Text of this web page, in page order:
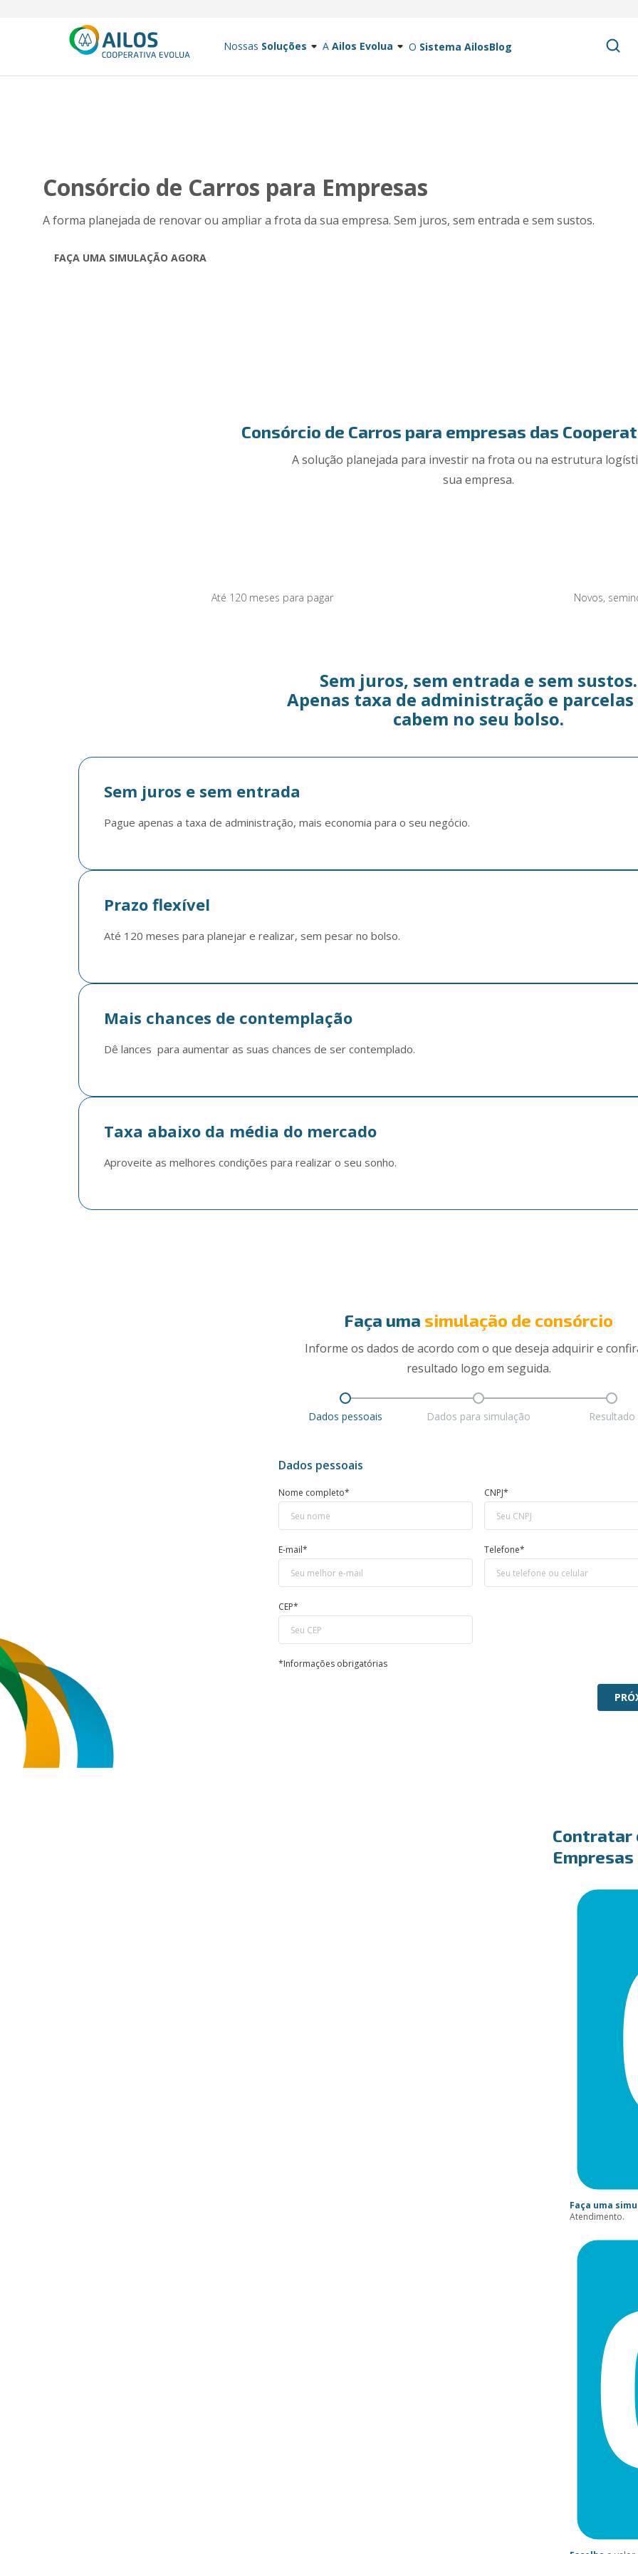
Nossas Soluções A Ailos Evolua O Sistema AilosBlog
Consórcio de Carros para Empresas
A forma planejada de renovar ou ampliar a frota da sua empresa. Sem juros, sem entrada e sem sustos.
FAÇA UMA SIMULAÇÃO AGORA
Consórcio de Carros para empresas das
A solução planejada para investir na frota ou na estrutura
sua empresa.
Até 120 meses para pagar Novos,
Sem juros, sem entrada e sem sustos.
Apenas taxa de administração e
cabem no seu bolso.
Sem juros e sem entrada
Pague apenas a taxa de administração, mais economia para o seu negócio.
Prazo flexível
Até 120 meses para planejar e realizar, sem pesar no bolso.
Mais chances de contemplação
Dê lances  para aumentar as suas chances de ser contemplado.
Taxa abaixo da média do mercado
Aproveite as melhores condições para realizar o seu sonho.
Faça uma simulação de consórcio
Informe os dados de acordo com o que deseja adquirir e
resultado logo em seguida.
Dados pessoais Dados para simulação Resultado
Dados pessoais
Nome completo* CNPJ*
E-mail* Telefone*
CEP*
*Informações obrigatórias
Contratar
Faça uma
Atendimento.